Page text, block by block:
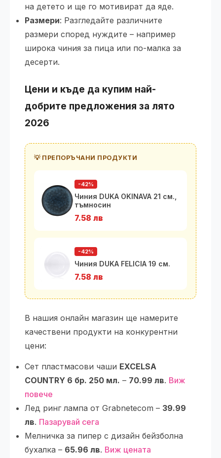
на детето и ще го мотивират да яде.
Размери: Разгледайте различните
размери според нуждите – например
широка чиния за пица или по-малка за
десерти.
Цени и къде да купим най-
добрите предложения за лято
2026
💡 ПРЕПОРЪЧАНИ ПРОДУКТИ
-42%
Чиния DUKA OKINAVA 21 см.,
тъмносин
7.58 лв
-42%
Чиния DUKA FELICIA 19 см.
7.58 лв
В нашия онлайн магазин ще намерите
качествени продукти на конкурентни
цени:
Сет пластмасови чаши EXCELSA
COUNTRY 6 бр. 250 мл. – 70.99 лв. Виж
повече
Лед ринг лампа от Grabnetecom – 39.99
лв. Пазарувай сега
Мелничка за пипер с дизайн бейзболна
бухалка – 65.96 лв. Виж цената